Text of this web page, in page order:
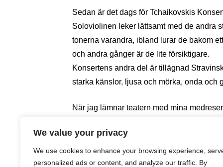
We value your privacy
We use cookies to enhance your browsing experience,
personalized ads or content, and analyze our traffic. By
Sedan är det dags för Tchaikovskis
Soloviolinen leker lättsamt med de andra
tonerna varandra, ibland lurar de bakom
och andra gånger är de lite försiktigare.
Konsertens andra del är tillägnad
starka känslor, ljusa och mörka, onda och
När jag lämnar teatern med mina
håller i sig hela bussresan tillbaka till
Kvällen har verkligen varit värd varenda
La Orquesta Filarmónica de Málaga